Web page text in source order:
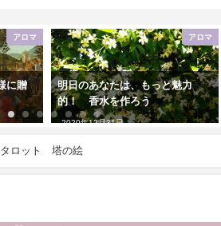
アロマ
に贈
アロマ
明日のあなたは、もっと魅力
的！ 香水を作ろう
2020年12月31日
タロット 塔の絵